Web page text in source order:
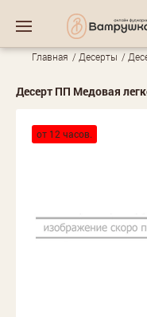
Главная Десерты
Десерт ПП Медовая
от 12 часов.